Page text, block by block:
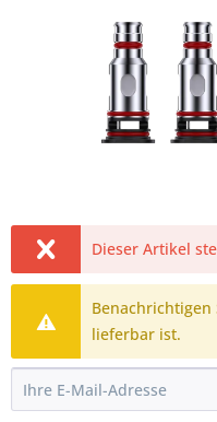
Dieser Artikel
lieferbar ist.